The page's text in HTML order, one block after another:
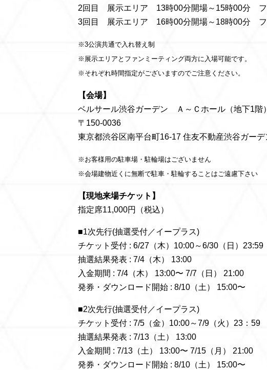
2回目 展示エリア 13時00分開場～15時00分
3回目 展示エリア 16時00分開場～18時00分 フ
※3公演共通で入れ替え制
※展示エリアとファンミーティング両方に入場可能です。
※それぞれ時間指定がございますのでご注意ください。
【会場】
ベルサール渋谷ガーデン Ａ～Ｃホール（地下1階）
〒150-0036
東京都渋谷区南平台町16-17 住友不動産渋谷ガーデ
※お客様用の駐車場・駐輪場はございません
※会場建物近くに無断で駐車・駐輪することはご遠慮下さい
【現地来場チケット】
指定席11,000円（税込）
■1次先行(抽選受付／イープラス)
チケット受付 : 6/27（木）10:00～6/30（日）23:59
抽選結果発表 : 7/4（木） 13:00
入金期間 : 7/4（木） 13:00〜 7/7（日） 21:00
発券・ダウンロード開始 : 8/10（土） 15:00〜
■2次先行(抽選受付／イープラス)
チケット受付 : 7/5（金）10:00～7/9（火）23：59
抽選結果発表 : 7/13（土） 13:00
入金期間 : 7/13（土） 13:00〜 7/15（月） 21:00
発券・ダウンロード開始 : 8/10（土） 15:00〜